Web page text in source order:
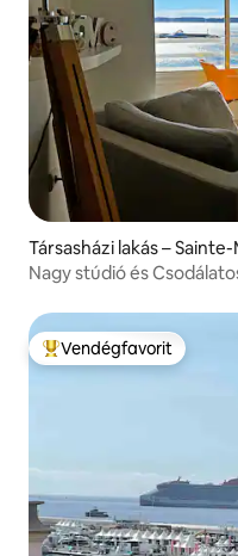
Társasházi lakás –
Nagy stúdió és
Kiemelt vendégfavorit
Vendégfavorit